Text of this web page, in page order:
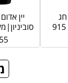
יין
55
חג